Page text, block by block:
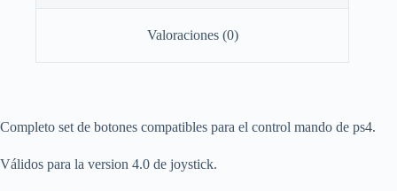
Valoraciones (0)
Completo set de botones compatibles para el control mando de ps4.
Válidos para la version 4.0 de joystick.